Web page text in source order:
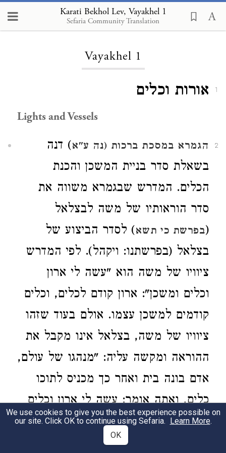
Karati Bekhol Lev, Vayakhel 1
Sefaria Community Translation
Loading...
Vayakhel 1
1 אורות וכלים
Lights and Vessels
2 הגמרא במסכת ברכות (נה ע"א) דנה
בשאלת סדר בניית המשכן והכנת
הכלים. המדרש שבגמרא משווה את
סדר הוראותיו של משה לבצלאל
(בפרשת כי תשא) לסדר הביצוע של
בצלאל (בפרשתנו: ויקהל). לפי המדרש
ציוויו של משה הוא "עשה לי ארון
וכלים ומשכן": ארון קודם לכלים, וכלים
קודמים למשכן עצמו. אולם בעוד שזהו
ציוויו של משה, בצלאל אינו מקבל את
ההוראה ומקשה עליה: "מנהגו של עולם,
אדם בונה בית ואחר כך מכניס לתוכו
כלים, ואתה אומר: עשה לי ארון וכלים
ומשכן? כלים שאני עושה להיכן
אכניסם?". מן הדו שיח שבין משה
We use cookies to give you the best experience possible on
our site. Click OK to continue using Sefaria. Learn More.
OK